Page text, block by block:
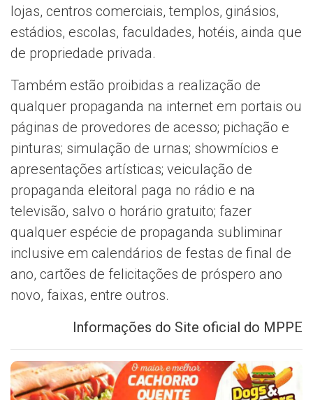
lojas, centros comerciais, templos, ginásios,
estádios, escolas, faculdades, hotéis, ainda que
de propriedade privada.
Também estão proibidas a realização de
qualquer propaganda na internet em portais ou
páginas de provedores de acesso; pichação e
pinturas; simulação de urnas; showmícios e
apresentações artísticas; veiculação de
propaganda eleitoral paga no rádio e na
televisão, salvo o horário gratuito; fazer
qualquer espécie de propaganda subliminar
inclusive em calendários de festas de final de
ano, cartões de felicitações de próspero ano
novo, faixas, entre outros.
Informações do Site oficial do MPPE